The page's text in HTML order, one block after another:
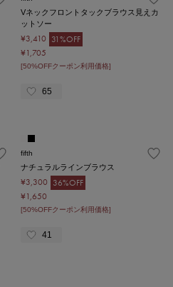
Vネックフロントタックブラウス見えカ
ットソー
¥3,410 31%OFF
¥1,705
[50%OFFクーポン利用価格]
65
fifth
ナチュラルラインブラウス
¥3,300 36%OFF
¥1,650
[50%OFFクーポン利用価格]
41